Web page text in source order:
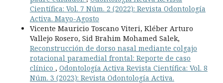
Científica: Vol. 7 Núm. 2 (2022): Revista Odontología
Activa. Mayo-Agosto
Vicente Mauricio Toscano Viteri, Kléber Arturo
Vallejo Rosero, Sid Brahim Mohamed Salek,
Reconstrucción de dorso nasal mediante colgajo
rotacional paramedial frontal: Reporte de caso
clínico , Odontología Activa Revista Científica: Vol. 8
Núm. 3 (2023): Revista Odontología Activa.